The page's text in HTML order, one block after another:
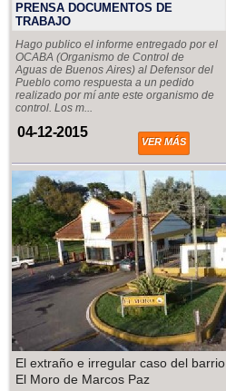
PRENSA DOCUMENTOS DE
TRABAJO
Hago publico el informe entregado por el
OCABA (Organismo de Control de
Aguas de Buenos Aires) al Defensor del
Pueblo como respuesta a un pedido
realizado por mí ante este organismo de
control. Los m...
04-12-2015
VER MÁS
El extraño e irregular caso del barrio
El Moro de Marcos Paz